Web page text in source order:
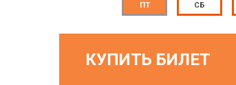
ПТ
СБ
КУПИТЬ БИЛЕТ